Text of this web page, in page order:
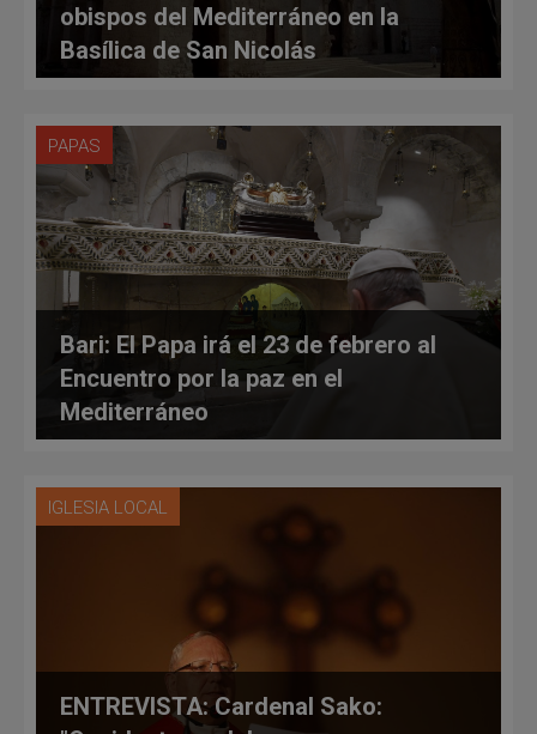
obispos del Mediterráneo en la
Basílica de San Nicolás
PAPAS
Bari: El Papa irá el 23 de febrero al
Encuentro por la paz en el
Mediterráneo
IGLESIA LOCAL
ENTREVISTA: Cardenal Sako: